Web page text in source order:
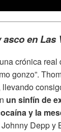
en Las
crónica
gonzo”.
llevando
un sinfín de
y la
Depp y